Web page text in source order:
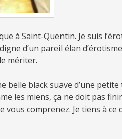
à Saint-Quentin. Je suis
d’un pareil élan
mériter.
belle black suave d’une
les miens, ça ne doit pas
vous comprenez. Je tiens à